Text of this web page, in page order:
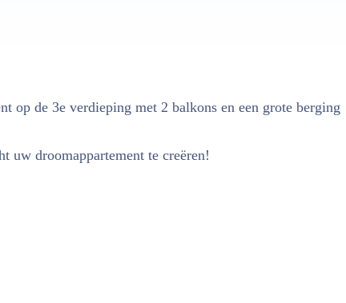
op de 3e verdieping met 2 balkons en een grote berging
uw droomappartement te creëren!